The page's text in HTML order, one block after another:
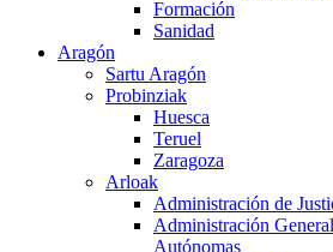
Formación
Sanidad
Aragón
Sartu Aragón
Probinziak
Huesca
Teruel
Zaragoza
Arloak
Administración de
Administración
Autónomas